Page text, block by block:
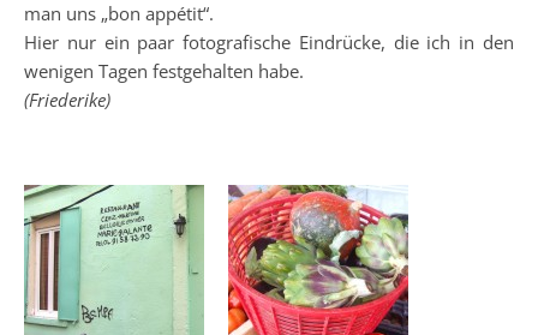
man uns „bon appétit“.
Hier nur ein paar fotografische Eindrücke, die ich in den
wenigen Tagen festgehalten habe.
(Friederike)